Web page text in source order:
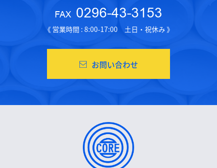
FAX 0296-43-3153
《 営業時間 : 8:00-17:00 土日・祝休み 》
お問い合わせ